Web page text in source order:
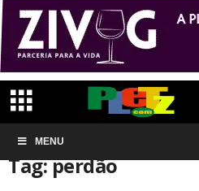
MENU
Início Tags
Tag: perdão